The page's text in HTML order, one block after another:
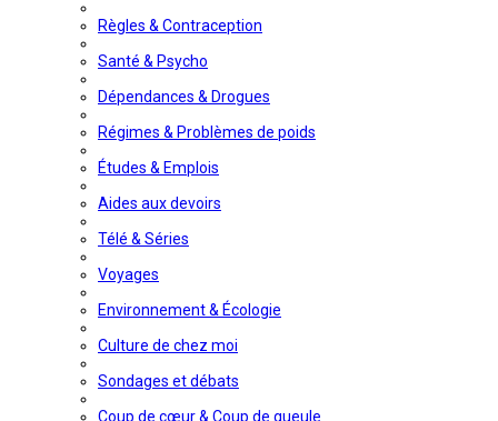
Règles & Contraception
Santé & Psycho
Dépendances & Drogues
Régimes & Problèmes de poids
Études & Emplois
Aides aux devoirs
Télé & Séries
Voyages
Environnement & Écologie
Culture de chez moi
Sondages et débats
Coup de cœur & Coup de gueule